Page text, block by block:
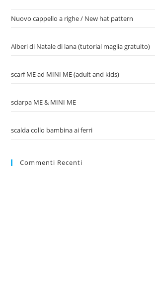
Nuovo cappello a righe / New hat pattern
Alberi di Natale di lana (tutorial maglia gratuito)
scarf ME ad MINI ME (adult and kids)
sciarpa ME & MINI ME
scalda collo bambina ai ferri
Commenti Recenti